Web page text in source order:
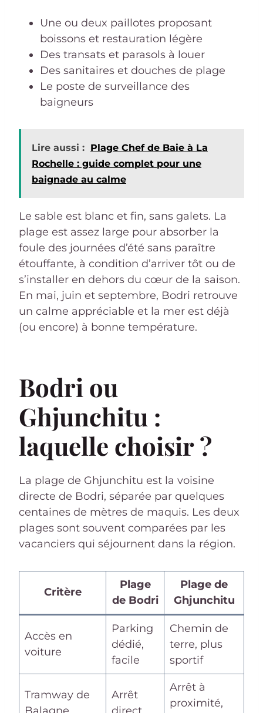
Une ou deux paillotes proposant
boissons et restauration légère
Des transats et parasols à louer
Des sanitaires et douches de plage
Le poste de surveillance des
baigneurs
Lire aussi : Plage Chef de Baie à La
Rochelle : guide complet pour une
baignade au calme
Le sable est blanc et fin, sans galets. La
plage est assez large pour absorber la
foule des journées d’été sans paraître
étouffante, à condition d’arriver tôt ou de
s’installer en dehors du cœur de la saison.
En mai, juin et septembre, Bodri retrouve
un calme appréciable et la mer est déjà
(ou encore) à bonne température.
Bodri ou
Ghjunchitu :
laquelle choisir ?
La plage de Ghjunchitu est la voisine
directe de Bodri, séparée par quelques
centaines de mètres de maquis. Les deux
plages sont souvent comparées par les
vacanciers qui séjournent dans la région.
Critère
Plage
de Bodri
Plage de
Ghjunchitu
Accès en
voiture
Parking
dédié,
facile
Chemin de
terre, plus
sportif
Tramway de
Arrêt
Arrêt à
proximité,